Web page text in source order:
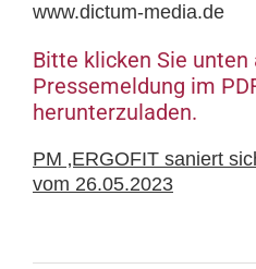
www.dictum-media.de
Bitte klicken Sie unten
Pressemeldung im
herunterzuladen.
PM ‚ERGOFIT saniert
vom 26.05.2023